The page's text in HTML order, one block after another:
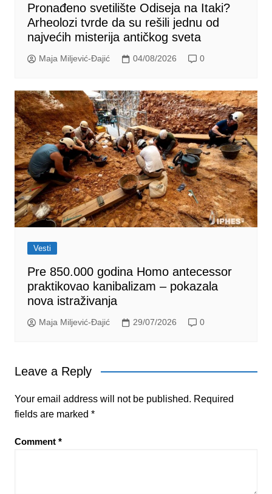
Pronađeno svetilište Odiseja na Itaki?
Arheolozi tvrde da su rešili jednu od
najvećih misterija antičkog sveta
Maja Miljević-Đajić 04/08/2026 0
Vesti
Pre 850.000 godina Homo antecessor
praktikovao kanibalizam – pokazala
nova istraživanja
Maja Miljević-Đajić 29/07/2026 0
Leave a Reply
Your email address will not be published. Required
fields are marked *
Comment *